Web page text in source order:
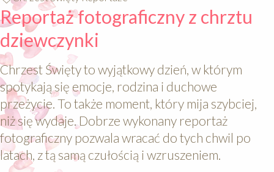
Reportaż fotograficzny z chrztu
dziewczynki
Chrzest Święty to wyjątkowy dzień, w którym
spotykają się emocje, rodzina i duchowe
przeżycie. To także moment, który mija szybciej,
niż się wydaje. Dobrze wykonany reportaż
fotograficzny pozwala wracać do tych chwil po
latach, z tą samą czułością i wzruszeniem.